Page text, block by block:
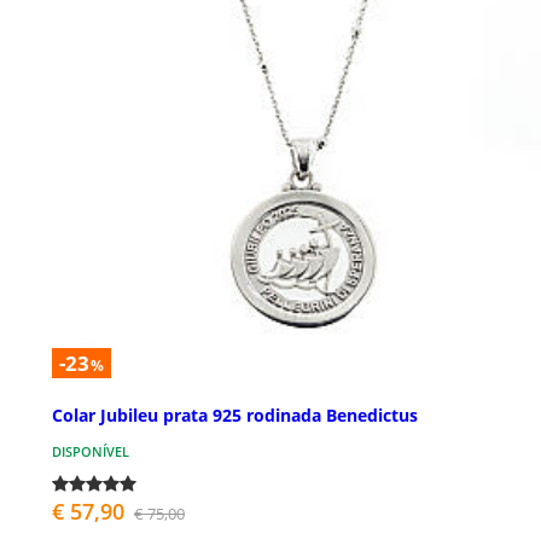
-23%
Colar Jubileu prata 925 rodinada Benedictus
DISPONÍVEL
€ 57,90 € 75,00